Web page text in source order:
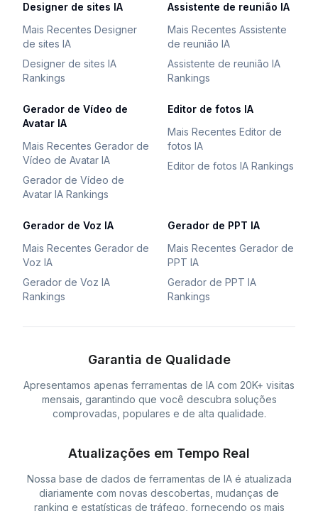
Designer de sites IA
Mais Recentes Designer
de sites IA
Designer de sites IA
Rankings
Assistente de reunião IA
Mais Recentes Assistente
de reunião IA
Assistente de reunião IA
Rankings
Gerador de Vídeo de
Avatar IA
Mais Recentes Gerador de
Vídeo de Avatar IA
Gerador de Vídeo de
Avatar IA Rankings
Editor de fotos IA
Mais Recentes Editor de
fotos IA
Editor de fotos IA Rankings
Gerador de Voz IA
Mais Recentes Gerador de
Voz IA
Gerador de Voz IA
Rankings
Gerador de PPT IA
Mais Recentes Gerador de
PPT IA
Gerador de PPT IA
Rankings
Garantia de Qualidade
Apresentamos apenas ferramentas de IA com 20K+ visitas
mensais, garantindo que você descubra soluções
comprovadas, populares e de alta qualidade.
Atualizações em Tempo Real
Nossa base de dados de ferramentas de IA é atualizada
diariamente com novas descobertas, mudanças de
ranking e estatísticas de tráfego, fornecendo os mais